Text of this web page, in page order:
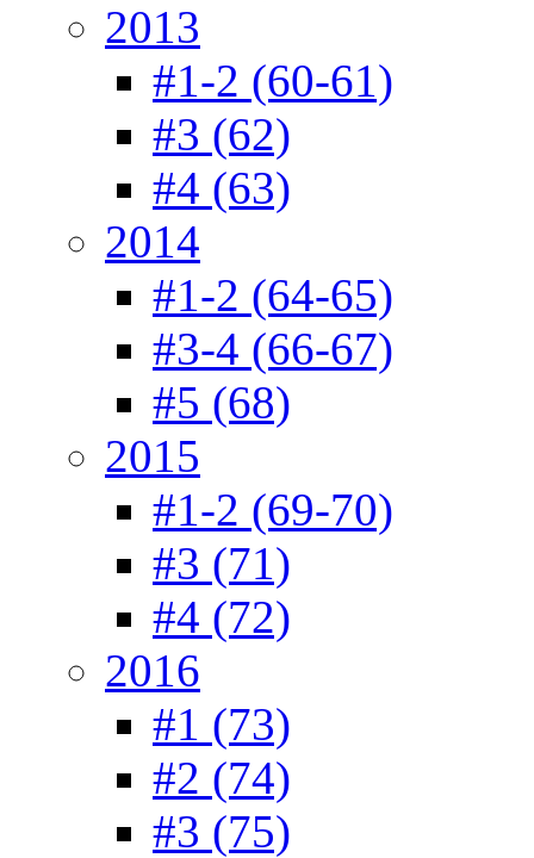
2013
#1-2 (60-61)
#3 (62)
#4 (63)
2014
#1-2 (64-65)
#3-4 (66-67)
#5 (68)
2015
#1-2 (69-70)
#3 (71)
#4 (72)
2016
#1 (73)
#2 (74)
#3 (75)